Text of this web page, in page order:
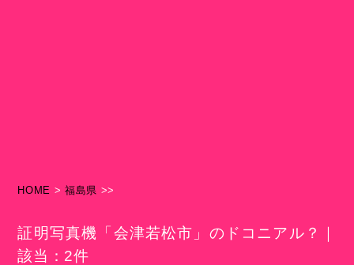
HOME > 福島県 >>
証明写真機「会津若松市」のドコニアル？｜
該当：2件